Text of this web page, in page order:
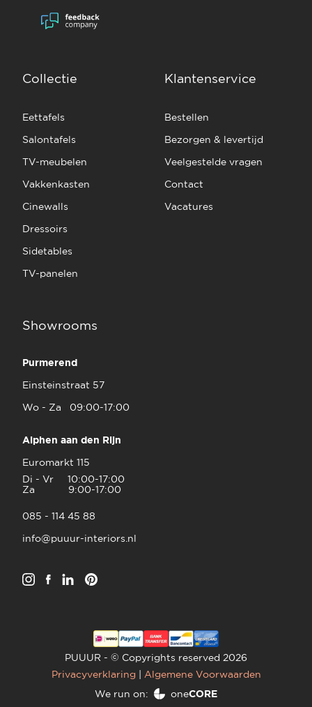
Collectie
Eettafels
Salontafels
TV-meubelen
Vakkenkasten
Cinewalls
Dressoirs
Sidetables
TV-panelen
Klantenservice
Bestellen
Bezorgen & levertijd
Veelgestelde vragen
Contact
Vacatures
Showrooms
Purmerend
Einsteinstraat 57
Wo - Za 09:00-17:00
Alphen aan den Rijn
Euromarkt 115
Di - Vr 10:00-17:00
Za 9:00-17:00
085 - 114 45 88
info@puuur-interiors.nl
PUUUR - © Copyrights reserved 2026
Privacyverklaring
Algemene Voorwaarden
We run on:
oneCORE